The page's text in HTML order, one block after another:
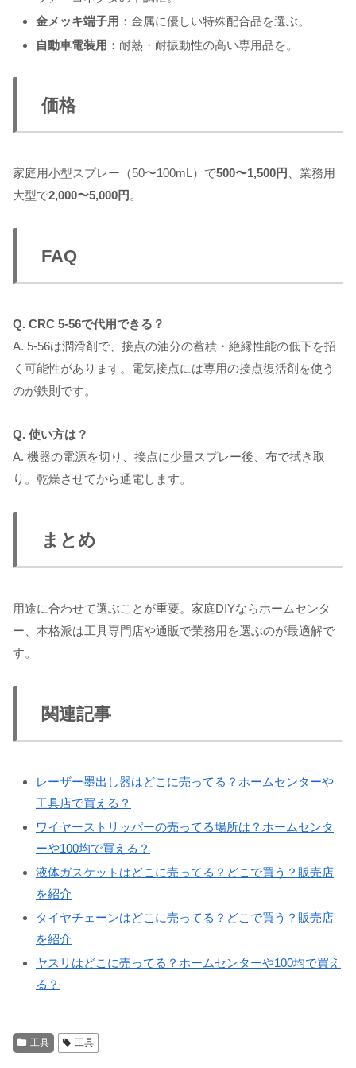
金メッキ端子用 ：金属に優しい特殊配合品を選ぶ。
自動車電装用 ：耐熱・耐振動性の高い専用品を。
価格
家庭用小型スプレー（50〜100mL）で500〜1,500円
、業務用
大型で2,000〜5,000円 。
FAQ
Q. CRC 5-56で代用できる？
A. 5-56は潤滑剤で、接点の油分の蓄積・絶縁性能の低下を招
く可能性があります。電気接点には専用の接点復活剤を使う
のが鉄則です。
Q. 使い方は？
A. 機器の電源を切り、接点に少量スプレー後、布で拭き取
り。乾燥させてから通電します。
まとめ
用途に合わせて選ぶことが重要。家庭DIYならホームセンタ
ー、本格派は工具専門店や通販で業務用を選ぶのが最適解で
す。
関連記事
レーザー墨出し器はどこに売ってる？ホームセンターや
工具店で買える？
ワイヤーストリッパーの売ってる場所は？ホームセンタ
ーや100均で買える？
液体ガスケットはどこに売ってる？どこで買う？販売店
を紹介
タイヤチェーンはどこに売ってる？どこで買う？販売店
を紹介
ヤスリはどこに売ってる？ホームセンターや100均で買え
る？
工具 工具